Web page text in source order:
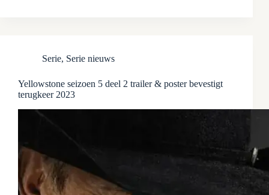
Serie, Serie nieuws
Yellowstone seizoen 5 deel 2 trailer & poster bevestigt
terugkeer 2023